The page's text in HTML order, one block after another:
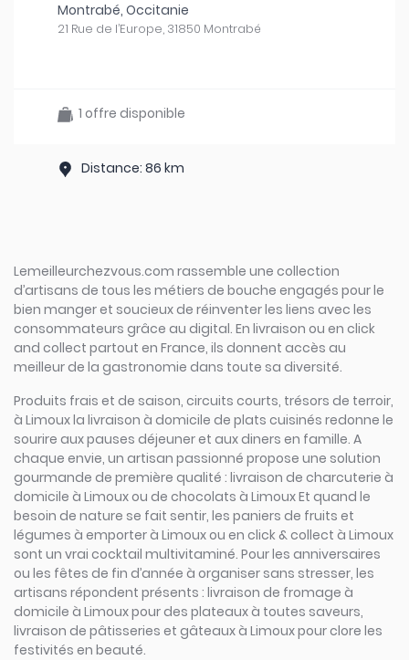
Montrabé, Occitanie
21 Rue de l’Europe, 31850 Montrabé
1 offre disponible
Distance: 86 km
Lemeilleurchezvous.com rassemble une collection
d’artisans de tous les métiers de bouche engagés pour le
bien manger et soucieux de réinventer les liens avec les
consommateurs grâce au digital. En livraison ou en click
and collect partout en France, ils donnent accès au
meilleur de la gastronomie dans toute sa diversité.
Produits frais et de saison, circuits courts, trésors de terroir,
à Limoux la livraison à domicile de plats cuisinés redonne le
sourire aux pauses déjeuner et aux diners en famille. A
chaque envie, un artisan passionné propose une solution
gourmande de première qualité : livraison de charcuterie à
domicile à Limoux ou de chocolats à Limoux Et quand le
besoin de nature se fait sentir, les paniers de fruits et
légumes à emporter à Limoux ou en click & collect à Limoux
sont un vrai cocktail multivitaminé. Pour les anniversaires
ou les fêtes de fin d’année à organiser sans stresser, les
artisans répondent présents : livraison de fromage à
domicile à Limoux pour des plateaux à toutes saveurs,
livraison de pâtisseries et gâteaux à Limoux pour clore les
festivités en beauté.